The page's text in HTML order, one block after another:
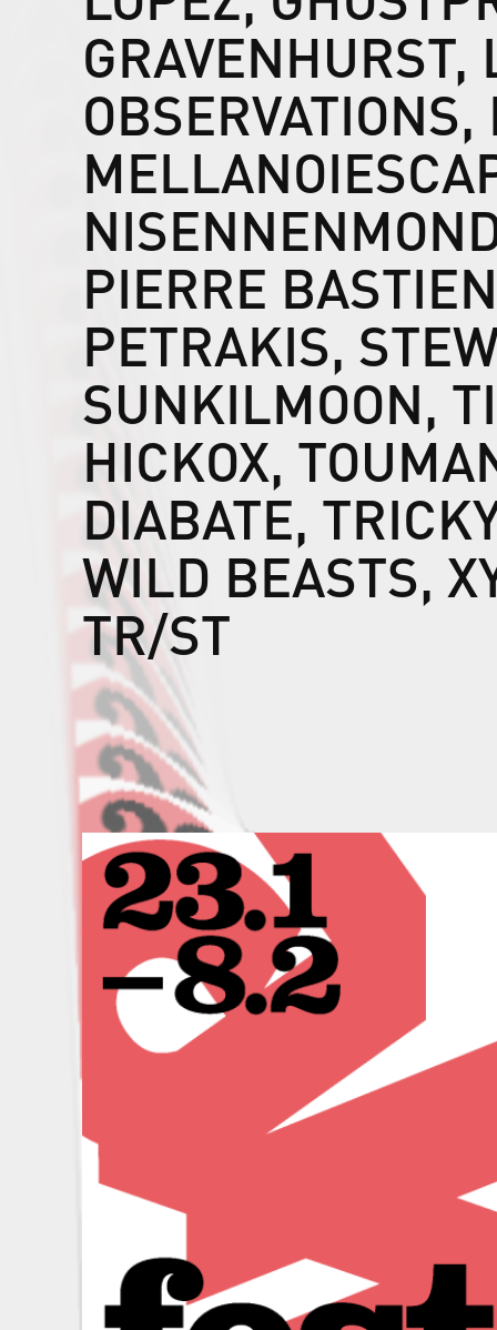
GRAVENHURST,
PIERRE
PETRAKIS,
SUNKILMOON,
HICKOX,
DIABATE,
WILD BEASTS,
TR/ST